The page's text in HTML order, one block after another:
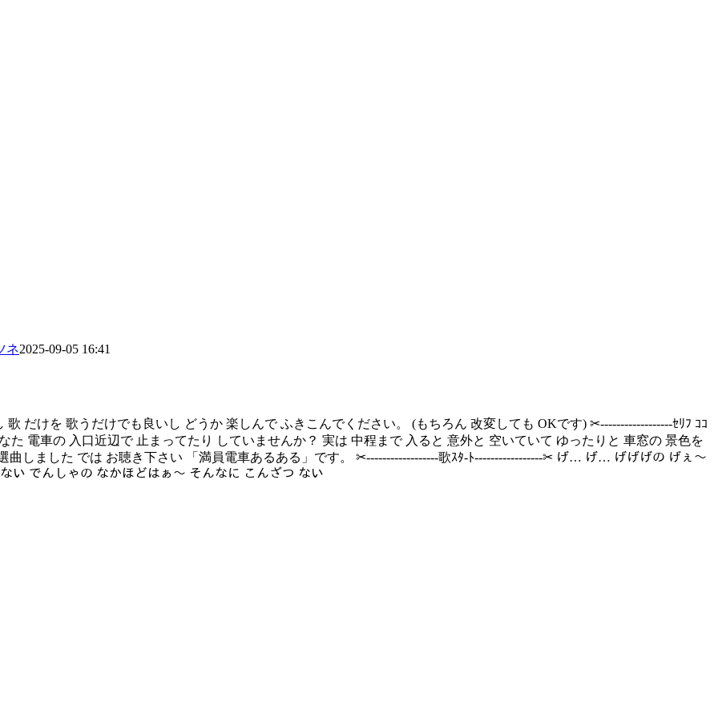
ネ2025-09-05 16:41
だけを 歌うだけでも良いし どうか 楽しんで ふきこんでください。 (もちろん 改変しても OKです) ‪✂︎‬------------------ｾﾘﾌ ｺｺ
た 電車の 入口近辺で 止まってたり していませんか？ 実は 中程まで 入ると 意外と 空いていて ゆったりと 車窓の 景色を
曲しました では お聴き下さい 「満員電車あるある」です。 ‪✂︎‬------------------歌ｽﾀ-ﾄ-----------------‪✂︎ げ… げ… げげげの げぇ～
い でんしゃの なかほどはぁ～ そんなに こんざつ ない